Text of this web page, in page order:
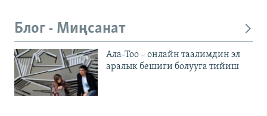
Блог - Миңсанат
Ала-Тоо – онлайн таалимдин эл
аралык бешиги болууга тийиш